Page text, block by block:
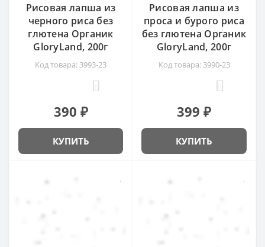
Рисовая лапша из
черного риса без
глютена Органик
GloryLand, 200г
Код товара: 3993-23
390 ₽
КУПИТЬ
Рисовая лапша из
проса и бурого риса
без глютена Органик
GloryLand, 200г
Код товара: 3990-23
399 ₽
КУПИТЬ